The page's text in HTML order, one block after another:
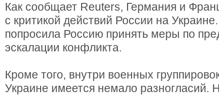
Как сообщает Reuters, Германия и
с критикой действий России на
попросила Россию принять меры по
эскалации конфликта.
Кроме того, внутри военных
Украине имеется немало разногласий.